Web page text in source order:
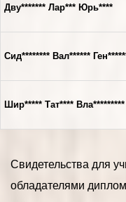
Дву******* Лар*** Юрь****
Сид******** Вал******
Шир***** Тат**** Вла*********
Свидетельства для
обладателями